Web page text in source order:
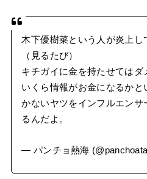
木下優樹菜という人が炎上
（見るたび）
キチガイに金を持たせてはダ
いくら情報がお金になるか
かないヤツをインフルエンサ
るんだよ。
— パンチョ熱海